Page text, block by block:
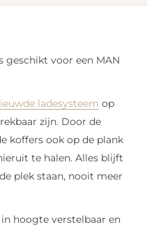
geschikt voor een MAN
ladesysteem op
zijn. Door de
koffers ook op de plank
te halen. Alles blijft
plek staan, nooit meer
hoogte verstelbaar en